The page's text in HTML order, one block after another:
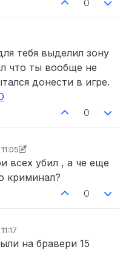
0
тебя выделил зону
что ты вообще не
донести в игре.
0
ux
всех убил , а че еще
криминал?
0
на бравери 15